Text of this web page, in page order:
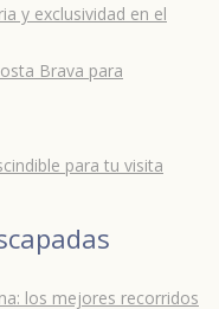
y exclusividad en el
Brava para
para tu visita
los mejores recorridos